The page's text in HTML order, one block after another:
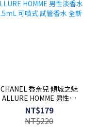
CHANEL 香奈兒 傾城之魅
ALLURE HOMME 男性淡
香水 1.5mL 可噴式 試管香
水 全新
NT$179
NT$220